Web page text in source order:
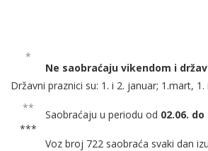
*
Ne saobraćaju vikendom i
Državni praznici su: 1. i 2. januar; 1.mart,
**
Saobraćaju u periodu od 02.06.
***
Voz broj 722 saobraća svaki dan